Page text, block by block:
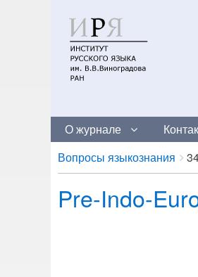
О журнале
Breadcrumbs
You
are
here:
Вопросы языкознания
Pre-Indo-